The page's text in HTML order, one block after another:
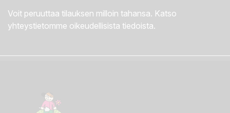
Voit peruuttaa tilauksen milloin tahansa. Katso
yhteystietomme oikeudellisista tiedoista.